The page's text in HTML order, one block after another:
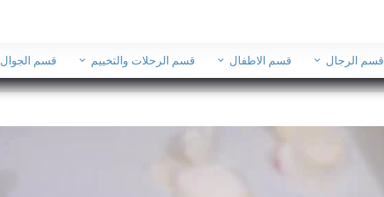
قسم الرجال قسم الاطفال قسم الرحلات والتخييم قسم الجوال